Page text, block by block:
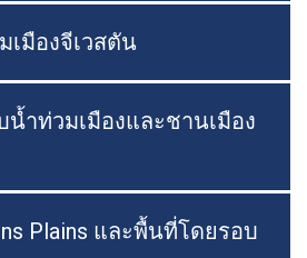
มืองจีเวสตัน
ำท่วมเมืองและชานเมือง
Plains และพื้นที่โดยรอบ